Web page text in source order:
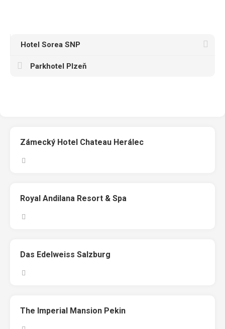
Hotel Sorea SNP
Parkhotel Plzeň
Zámecký Hotel Chateau Herálec
Royal Andilana Resort & Spa
Das Edelweiss Salzburg
The Imperial Mansion Pekin